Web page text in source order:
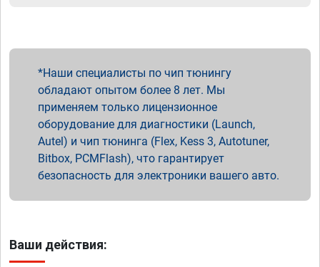
Наши специалисты по чип тюнингу
обладают опытом более 8 лет. Мы
применяем только лицензионное
оборудование для диагностики (Launch,
Autel) и чип тюнинга (Flex, Kess 3, Autotuner,
Bitbox, PCMFlash), что гарантирует
безопасность для электроники вашего авто.
Ваши действия: